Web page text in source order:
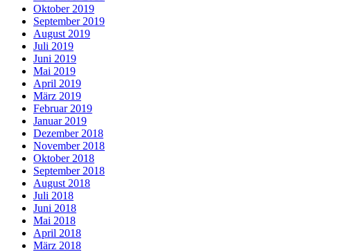
Oktober 2019
September 2019
August 2019
Juli 2019
Juni 2019
Mai 2019
April 2019
März 2019
Februar 2019
Januar 2019
Dezember 2018
November 2018
Oktober 2018
September 2018
August 2018
Juli 2018
Juni 2018
Mai 2018
April 2018
März 2018